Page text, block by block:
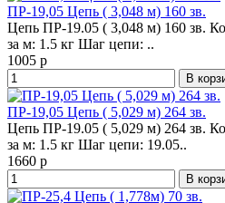
ПР-19,05 Цепь ( 3,048 м) 160 зв.
Цепь ПР-19.05 ( 3,048 м) 160 зв.
за м: 1.5 кг Шаг цепи: ..
1005 р
В
ПР-19,05 Цепь ( 5,029 м) 264 зв.
Цепь ПР-19.05 ( 5,029 м) 264 зв.
за м: 1.5 кг Шаг цепи: 19.05..
1660 р
В